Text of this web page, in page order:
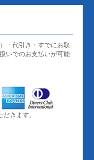
・代引き・すでにお取
いでのお支払いが可能
きます。